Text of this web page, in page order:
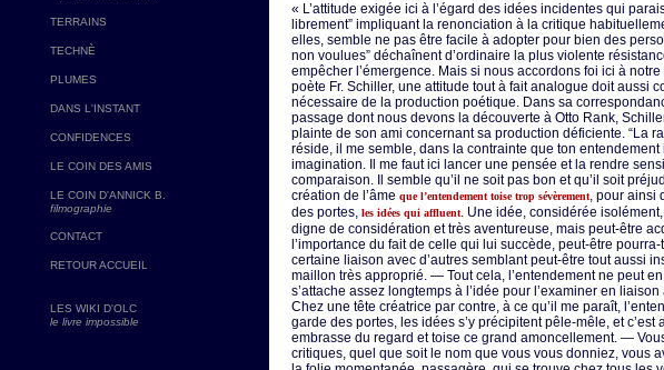
TERRAINS
TECHNÈ
PLUMES
DANS L'INSTANT
CONFIDENCES
LE COIN DES AMIS
LE COIN D'ANNICK B.
filmographie
CONTACT
RETOUR ACCUEIL
LES WIKI D'OLC
le livre impossible
« L’attitude exigée ici à l’égard des idées incidentes qui
librement” impliquant la renonciation à la critique
elles, semble ne pas être facile à adopter pour bien des
non voulues” déchaînent d’ordinaire la plus violente
empêcher l’émergence. Mais si nous accordons foi ici à
poète Fr. Schiller, une attitude tout à fait analogue doit aussi
nécessaire de la production poétique. Dans sa
passage dont nous devons la découverte à Otto Rank,
plainte de son ami concernant sa production déficiente. “La
réside, il me semble, dans la contrainte que ton entendement
imagination. Il me faut ici lancer une pensée et la rendre
comparaison. Il semble qu’il ne soit pas bon et qu’il soit
création de l’âme que l’entendement toise trop sévèrement, pour ainsi
des portes, les idées qui affluent. Une idée, considérée
digne de considération et très aventureuse, mais peut-être
l’importance du fait de celle qui lui succède, peut-être
certaine liaison avec d’autres semblant peut-être tout aussi
maillon très approprié. — Tout cela, l’entendement ne peut en
s’attache assez longtemps à l’idée pour l’examiner en
Chez une tête créatrice par contre, à ce qu’il me paraît,
garde des portes, les idées s’y précipitent pêle-mêle, et c’est
embrasse du regard et toise ce grand amoncellement. —
critiques, quel que soit le nom que vous vous donniez, vous